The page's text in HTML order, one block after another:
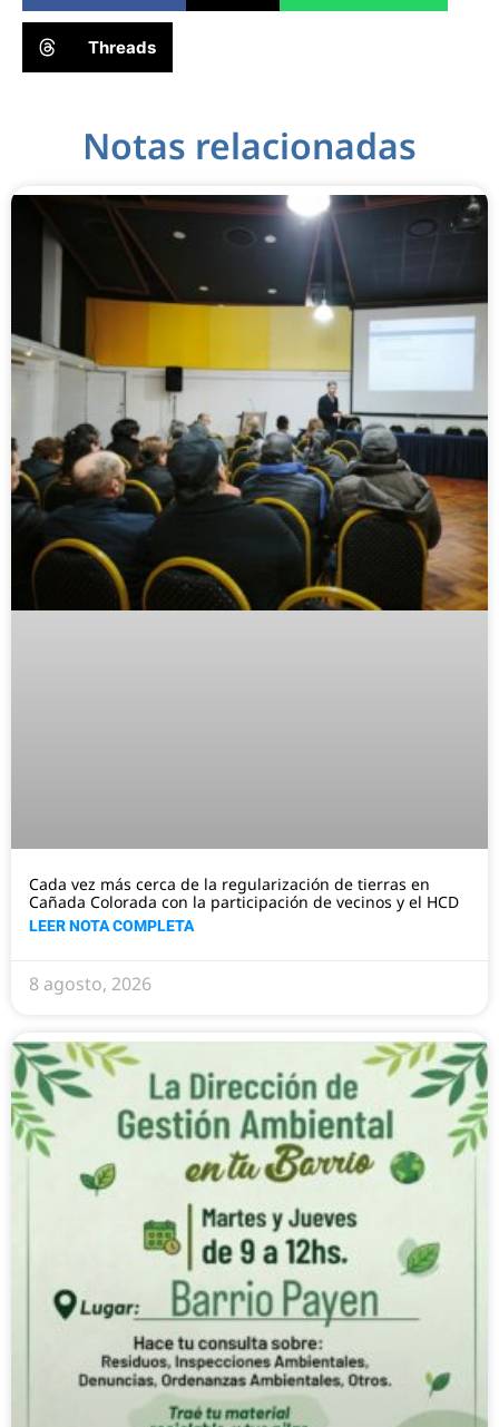
Threads
Notas relacionadas
Cada vez más cerca de la regularización de tierras en
Cañada Colorada con la participación de vecinos y el HCD
LEER NOTA COMPLETA
8 agosto, 2026